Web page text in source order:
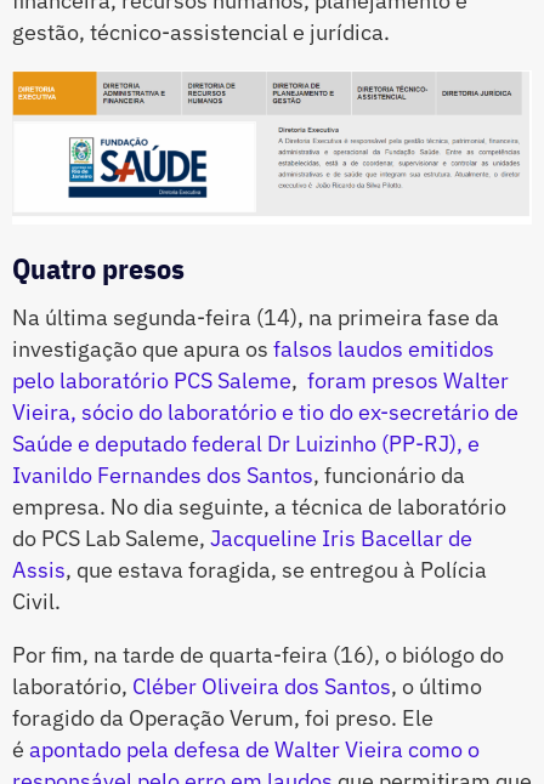
gestão, técnico-assistencial e jurídica.
Quatro presos
Na última segunda-feira (14), na primeira fase da
investigação que apura os falsos laudos emitidos
pelo laboratório PCS Saleme, foram presos Walter
Vieira, sócio do laboratório e tio do ex-secretário de
Saúde e deputado federal Dr Luizinho (PP-RJ), e
Ivanildo Fernandes dos Santos, funcionário da
empresa. No dia seguinte, a técnica de laboratório
do PCS Lab Saleme, Jacqueline Iris Bacellar de
Assis, que estava foragida, se entregou à Polícia
Civil.
Por fim, na tarde de quarta-feira (16), o biólogo do
laboratório, Cléber Oliveira dos Santos, o último
foragido da Operação Verum, foi preso. Ele
é apontado pela defesa de Walter Vieira como o